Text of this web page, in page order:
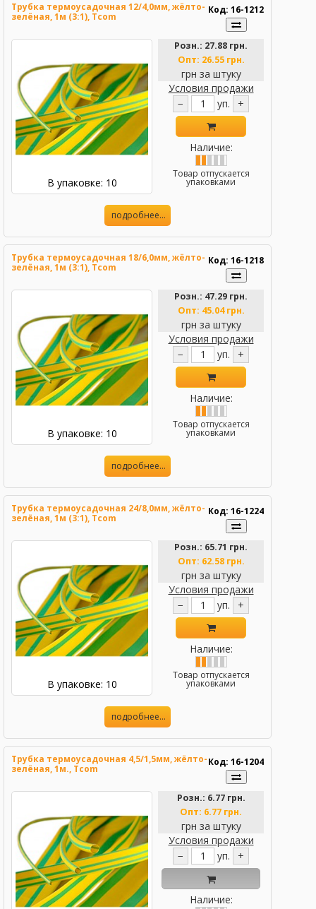
Трубка термоусадочная 12/4,0мм, жёлто-
зелёная, 1м (3:1), Tcom
Код: 16-1212
В упаковке: 10
Розн.: 27.88 грн.
Опт: 26.55 грн.
грн за штуку
Условия продажи
−
уп. +
Наличие:
Товар отпускается
упаковками
подробнее...
Трубка термоусадочная 18/6,0мм, жёлто-
зелёная, 1м (3:1), Tcom
Код: 16-1218
В упаковке: 10
Розн.: 47.29 грн.
Опт: 45.04 грн.
грн за штуку
Условия продажи
−
уп. +
Наличие:
Товар отпускается
упаковками
подробнее...
Трубка термоусадочная 24/8,0мм, жёлто-
зелёная, 1м (3:1), Tcom
Код: 16-1224
В упаковке: 10
Розн.: 65.71 грн.
Опт: 62.58 грн.
грн за штуку
Условия продажи
−
уп. +
Наличие:
Товар отпускается
упаковками
подробнее...
Трубка термоусадочная 4,5/1,5мм, жёлто-
зелёная, 1м., Tcom
Код: 16-1204
Розн.: 6.77 грн.
Опт: 6.77 грн.
грн за штуку
Условия продажи
−
уп. +
Наличие: